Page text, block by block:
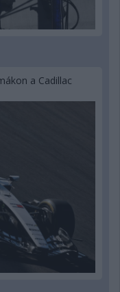
a Cadillac